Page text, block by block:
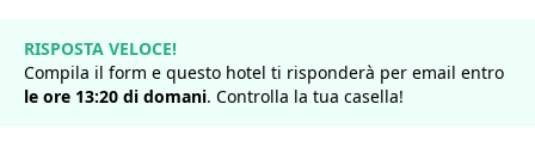
RISPOSTA VELOCE!
Compila il form e questo hotel ti risponderà per email entro
le ore 13:20 di domani. Controlla la tua casella!